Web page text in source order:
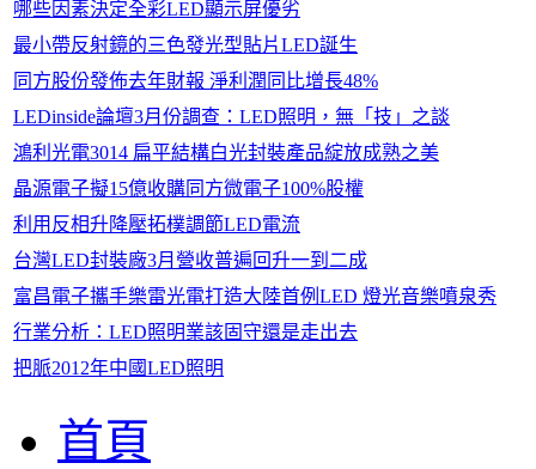
哪些因素決定全彩LED顯示屏優劣
最小帶反射鏡的三色發光型貼片LED誕生
同方股份發佈去年財報 淨利潤同比增長48%
LEDinside論壇3月份調查：LED照明，無「技」之談
鴻利光電3014 扁平結構白光封裝產品綻放成熟之美
晶源電子擬15億收購同方微電子100%股權
利用反相升降壓拓樸調節LED電流
台灣LED封裝廠3月營收普遍回升一到二成
富昌電子攜手樂雷光電打造大陸首例LED 燈光音樂噴泉秀
行業分析：LED照明業該固守還是走出去
把脈2012年中國LED照明
首頁